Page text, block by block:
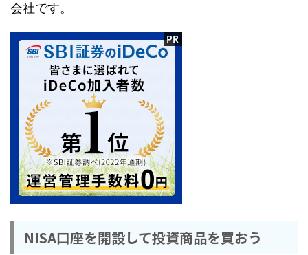
会社です。
NISA口座を開設して投資商品を買おう